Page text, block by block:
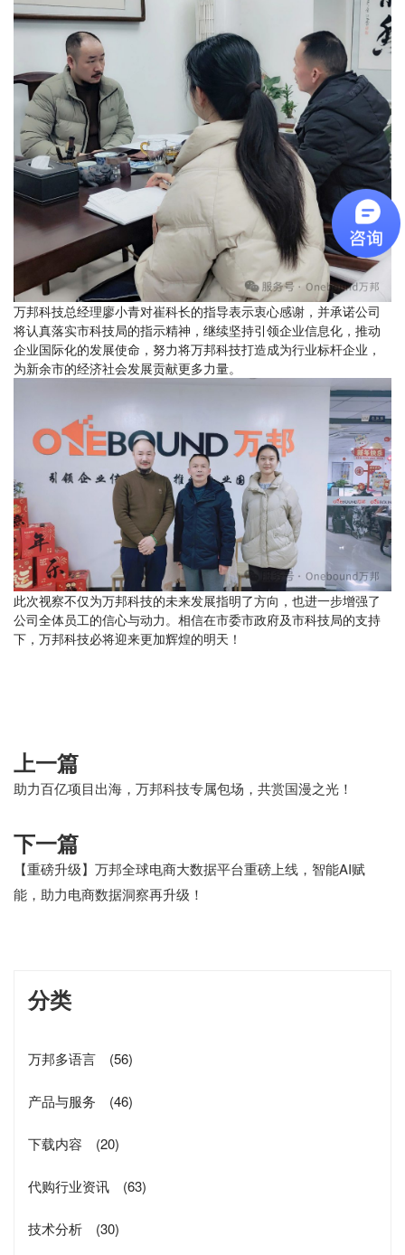
万邦科技总经理廖小青对崔科长的指导表示衷心感谢，并承诺公司
将认真落实市科技局的指示精神，继续坚持引领企业信息化，推动
企业国际化的发展使命，努力将万邦科技打造成为行业标杆企业，
为新余市的经济社会发展贡献更多力量。
此次视察不仅为万邦科技的未来发展指明了方向，也进一步增强了
公司全体员工的信心与动力。相信在市委市政府及市科技局的支持
下，万邦科技必将迎来更加辉煌的明天！
上一篇
助力百亿项目出海，万邦科技专属包场，共赏国漫之光！
下一篇
【重磅升级】万邦全球电商大数据平台重磅上线，智能AI赋
能，助力电商数据洞察再升级！
分类
万邦多语言 (56)
产品与服务 (46)
下载内容 (20)
代购行业资讯 (63)
技术分析 (30)